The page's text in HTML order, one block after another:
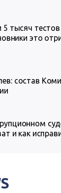
тысяч тестов
это
состав
и как